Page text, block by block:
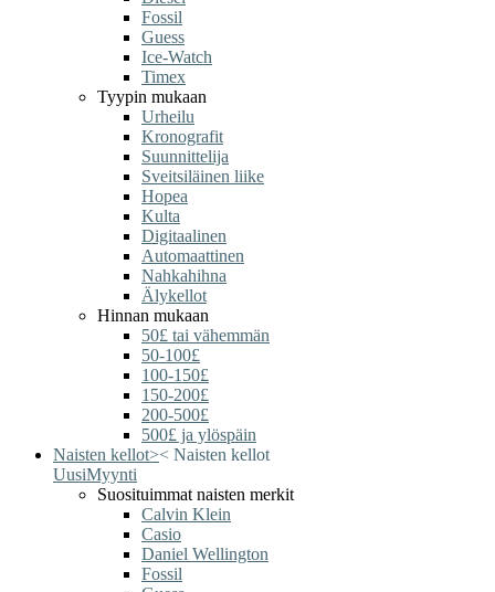
Fossil
Guess
Ice-Watch
Timex
Tyypin mukaan
Urheilu
Kronografit
Suunnittelija
Sveitsiläinen liike
Hopea
Kulta
Digitaalinen
Automaattinen
Nahkahihna
Älykellot
Hinnan mukaan
50£ tai vähemmän
50-100£
100-150£
150-200£
200-500£
500£ ja ylöspäin
Naisten kellot>< Naisten kellot
UusiMyynti
Suosituimmat naisten merkit
Calvin Klein
Casio
Daniel Wellington
Fossil